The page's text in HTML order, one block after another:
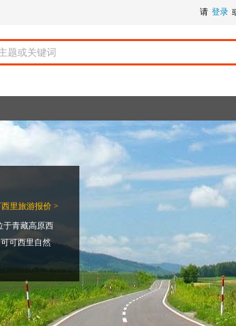
请 登录
里旅游报价 >
于青藏高原西
可西里自然